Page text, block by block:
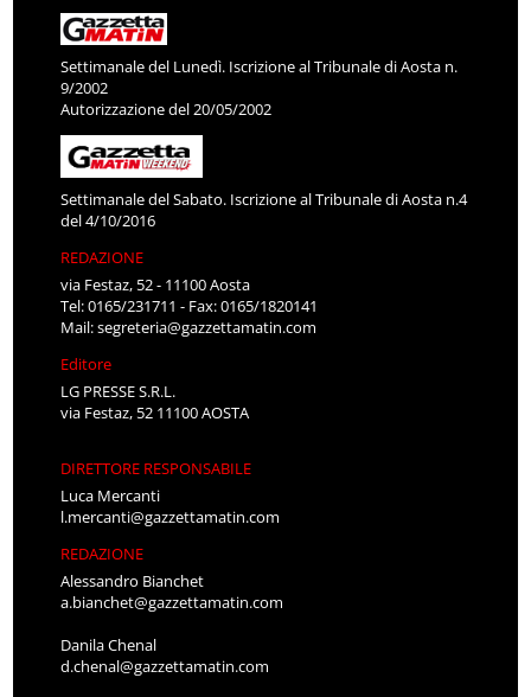
Settimanale del Lunedì. Iscrizione al Tribunale di Aosta n.
9/2002
Autorizzazione del 20/05/2002
Settimanale del Sabato. Iscrizione al Tribunale di Aosta n.4
del 4/10/2016
REDAZIONE
via Festaz, 52 - 11100 Aosta
Tel: 0165/231711 - Fax: 0165/1820141
Mail:segreteria@gazzettamatin.com
Editore
LG PRESSE S.R.L.
via Festaz, 52 11100 AOSTA
DIRETTORE RESPONSABILE
Luca Mercanti
l.mercanti@gazzettamatin.com
REDAZIONE
Alessandro Bianchet
a.bianchet@gazzettamatin.com
Danila Chenal
d.chenal@gazzettamatin.com